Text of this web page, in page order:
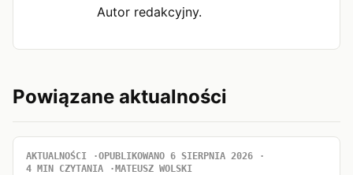
Autor redakcyjny.
Powiązane aktualności
AKTUALNOŚCI
OPUBLIKOWANO 6 SIERPNIA 2026
4 MIN CZYTANIA
MATEUSZ WOLSKI